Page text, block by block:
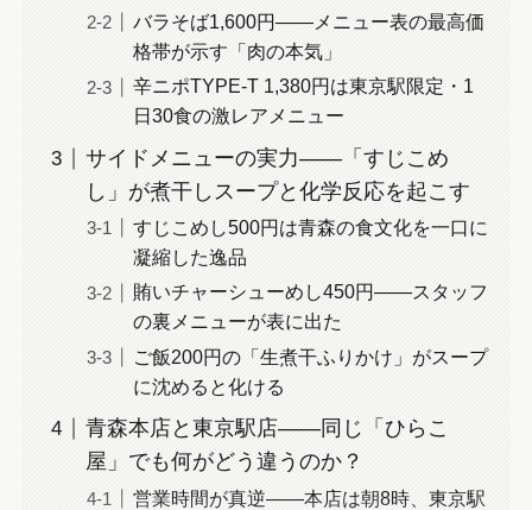
バラそば1,600円——メニュー表の最高価
格帯が示す「肉の本気」
辛ニポTYPE-T 1,380円は東京駅限定・1
日30食の激レアメニュー
サイドメニューの実力——「すじこめ
し」が煮干しスープと化学反応を起こす
すじこめし500円は青森の食文化を一口に
凝縮した逸品
賄いチャーシューめし450円——スタッフ
の裏メニューが表に出た
ご飯200円の「生煮干ふりかけ」がスープ
に沈めると化ける
青森本店と東京駅店——同じ「ひらこ
屋」でも何がどう違うのか？
営業時間が真逆——本店は朝8時、東京駅